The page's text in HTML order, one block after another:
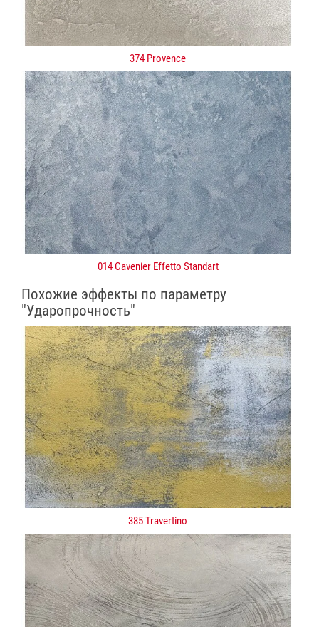
374 Provence
014 Cavenier Effetto Standart
Похожие эффекты по параметру
"Ударопрочность"
385 Travertino